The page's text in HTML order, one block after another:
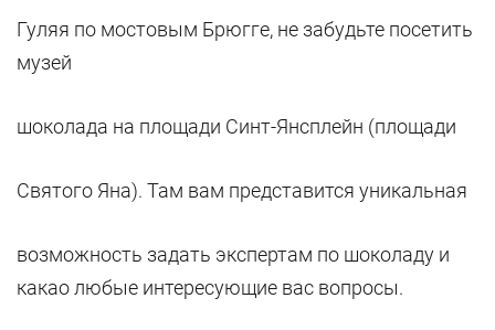
Гуляя по мостовым Брюгге, не забудьте посетить
музей
шоколада на площади Синт-Янсплейн (площади
Святого Яна). Там вам представится уникальная
возможность задать экспертам по шоколаду и
какао любые интересующие вас вопросы.